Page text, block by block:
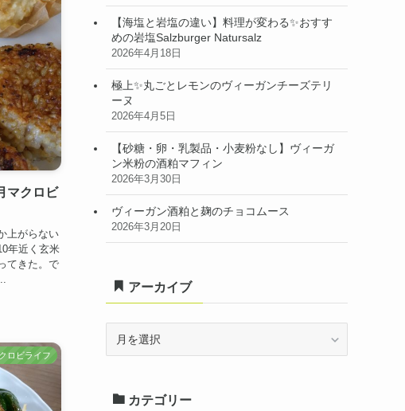
マクロビ
上がらない
年近く玄米
てきた。で
ロビライフ
【海塩と岩塩の違い】料理が変わる✨おすす
めの岩塩Salzburger Natursalz
2026年4月18日
極上✨丸ごとレモンのヴィーガンチーズテリ
ーヌ
2026年4月5日
【砂糖・卵・乳製品・小麦粉なし】ヴィーガ
ン米粉の酒粕マフィン
2026年3月30日
ヴィーガン酒粕と麹のチョコムース
2026年3月20日
アーカイブ
カテゴリー